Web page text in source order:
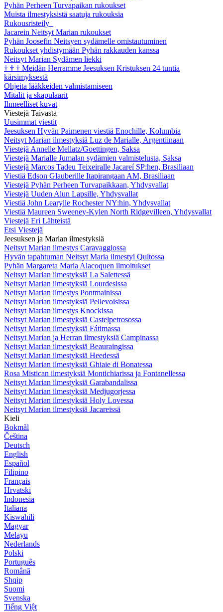
Pyhän Perheen Turvapaikan rukoukset
Muista ilmestyksistä saatuja rukouksia
Rukousristeily
Jacarein Neitsyt Marian rukoukset
Pyhän Joosefin Neitsyen sydämelle omistautuminen
Rukoukset yhdistymään Pyhän rakkauden kanssa
Neitsyt Marian Sydämen liekki
† † † Meidän Herramme Jeesuksen Kristuksen 24 tuntia
kärsimyksestä
Ohjeita lääkkeiden valmistamiseen
Mitalit ja skapulaarit
Ihmeelliset kuvat
Viestejä Taivasta
Uusimmat viestit
Jeesuksen Hyvän Paimenen viestiä Enochille, Kolumbia
Neitsyt Marian ilmestyksiä Luz de Marialle, Argentiinaan
Viestejä Annelle Mellatz/Goettingen, Saksa
Viestejä Marialle Jumalan sydämien valmistelusta, Saksa
Viestejä Marcos Tadeu Teixeiralle Jacareí SP:hen, Brasiliaan
Viestiä Edson Glauberille Itapirangaan AM, Brasiliaan
Viestejä Pyhän Perheen Turvapaikkaan, Yhdysvallat
Viestejä Uuden Alun Lapsille, Yhdysvallat
Viestiä John Learylle Rochester NY:hin, Yhdysvallat
Viestiä Maureen Sweeney-Kylen North Ridgevilleen, Yhdysvallat
Viestejä Eri Lähteistä
Etsi Viestejä
Jeesuksen ja Marian ilmestyksiä
Neitsyt Marian ilmestys Caravaggiossa
Hyvän tapahtuman Neitsyt Maria ilmestyi Quitossa
Pyhän Margareta Maria Alacoquen ilmoitukset
Neitsyt Marian ilmestyksiä La Salettessä
Neitsyt Marian ilmestyksiä Lourdesissa
Neitsyt Marian ilmestys Pontmainissa
Neitsyt Marian ilmestyksiä Pellevoisissa
Neitsyt Marian ilmestys Knockissa
Neitsyt Marian ilmestyksiä Castelpetrosossa
Neitsyt Marian ilmestyksiä Fátimassa
Neitsyt Marian ja Herran ilmestyksiä Campinassa
Neitsyt Marian ilmestyksiä Beauraingissa
Neitsyt Marian ilmestyksiä Heedessä
Neitsyt Marian ilmestyksiä Ghiaie di Bonatessa
Rosa Mistican ilmestyksiä Montichiarissa ja Fontanellessa
Neitsyt Marian ilmestyksiä Garabandalissa
Neitsyt Marian ilmestyksiä Medjugorjessa
Neitsyt Marian ilmestyksiä Holy Lovessa
Neitsyt Marian ilmestyksiä Jacareissä
Kieli
Bokmål
Čeština
Deutsch
English
Español
Filipino
Français
Hrvatski
Indonesia
Italiana
Kiswahili
Magyar
Melayu
Nederlands
Polski
Português
Română
Shqip
Suomi
Svenska
Tiếng Việt